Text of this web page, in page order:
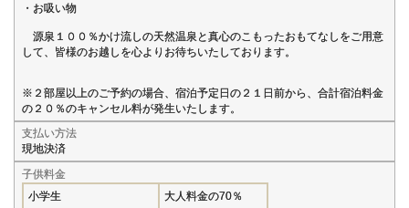
・お吸い物
源泉１００％かけ流しの天然温泉と真心のこもったおもてなしをご用意
して、皆様のお越しを心よりお待ちいたしております。
※２部屋以上のご予約の場合、宿泊予定日の２１日前から、合計宿泊料金
の２０％のキャンセル料が発生いたします。
支払い方法
現地決済
子供料金
小学生
大人料金の70％